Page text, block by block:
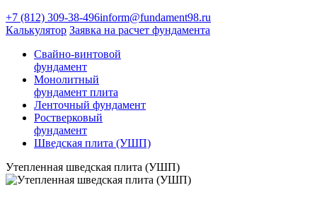
+7 (812) 309-38-496inform@fundament98.ru
Калькулятор Заявка на расчет фундамента
Свайно-винтовой
фундамент
Монолитный
фундамент плита
Ленточный фундамент
Ростверковый
фундамент
Шведская плита (УШП)
Утепленная шведская плита (УШП)